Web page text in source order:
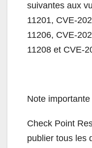
suivantes aux
11201, CVE-
11206, CVE-
11208 et CVE-
Note importante
Check Point
publier tous les